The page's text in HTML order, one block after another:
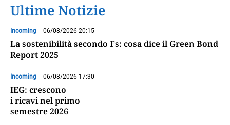
Ultime Notizie
Incoming 06/08/2026 20:15
La sostenibilità secondo Fs: cosa dice il Green Bond
Report 2025
Incoming 06/08/2026 17:30
IEG: crescono
i ricavi nel primo
semestre 2026